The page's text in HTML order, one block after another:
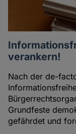
verankern!
Nach der de-
Grundfeste
gefährdet und